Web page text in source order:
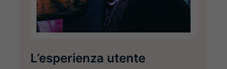
L’esperienza utente